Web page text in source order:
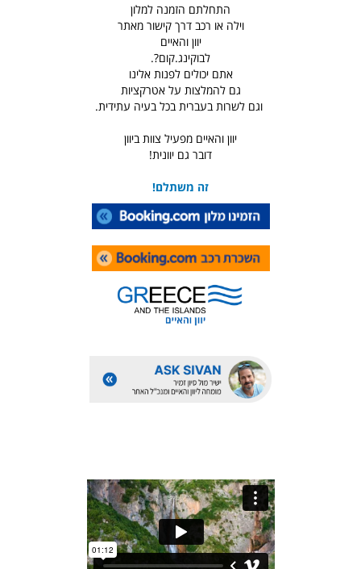
התחלתם הזמנה למלון
וילה או רכב דרך קישור מאתר
יוון והאיים
לבוקינג.קום?.
אתם יכולים לפנות אלינו
גם להמלצות על אטרקציות
וגם לשרות בעברית בכל בעיה עתידית.
יוון והאיים מפעיל צוות ביוון
דובר גם יוונית!
זה משתלם!